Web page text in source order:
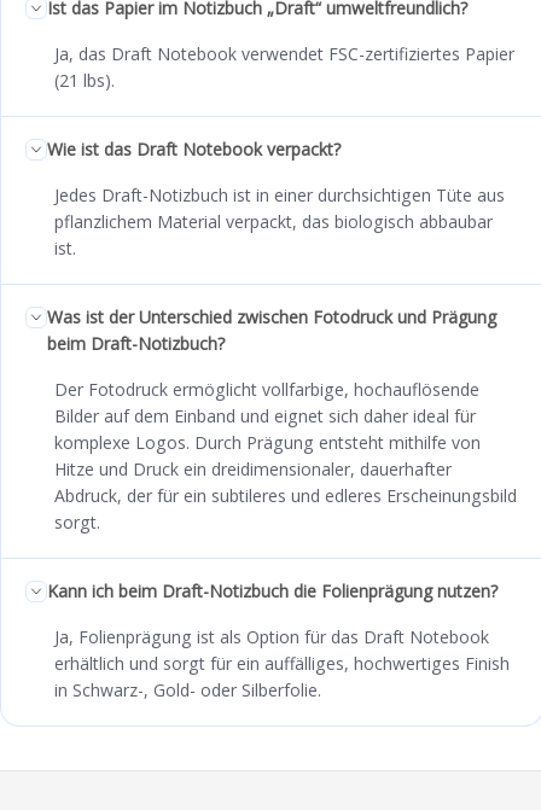
Ist das Papier im Notizbuch „Draft“ umweltfreundlich?
Ja, das Draft Notebook verwendet FSC-zertifiziertes Papier
(21 lbs).
Wie ist das Draft Notebook verpackt?
Jedes Draft-Notizbuch ist in einer durchsichtigen Tüte aus
pflanzlichem Material verpackt, das biologisch abbaubar
ist.
Was ist der Unterschied zwischen Fotodruck und Prägung
beim Draft-Notizbuch?
Der Fotodruck ermöglicht vollfarbige, hochauflösende
Bilder auf dem Einband und eignet sich daher ideal für
komplexe Logos. Durch Prägung entsteht mithilfe von
Hitze und Druck ein dreidimensionaler, dauerhafter
Abdruck, der für ein subtileres und edleres Erscheinungsbild
sorgt.
Kann ich beim Draft-Notizbuch die Folienprägung nutzen?
Ja, Folienprägung ist als Option für das Draft Notebook
erhältlich und sorgt für ein auffälliges, hochwertiges Finish
in Schwarz-, Gold- oder Silberfolie.